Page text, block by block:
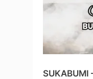
SUKABUMI